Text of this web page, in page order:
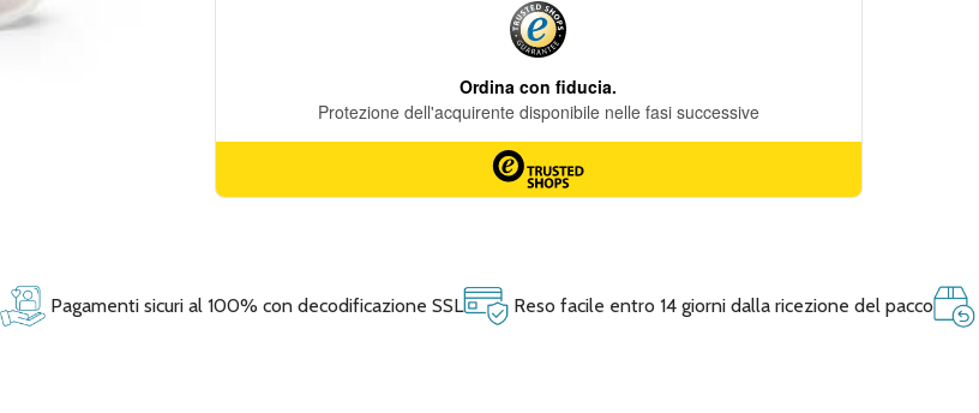
Pagamenti sicuri al 100% con decodificazione SSL Reso facile entro 14 giorni dalla ricezione del pacco